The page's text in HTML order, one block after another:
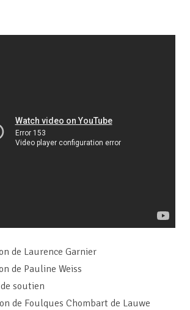
de Laurence Garnier
de Pauline Weiss
soutien
de Foulques Chombart de Lauwe